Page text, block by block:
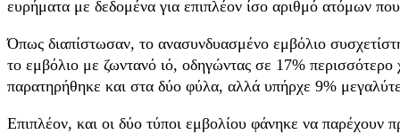
ευρήματα με δεδομένα για επιπλέον ίσο αριθμό ατόμων
Όπως διαπίστωσαν, το ανασυνδυασμένο εμβόλιο
το εμβόλιο με ζωντανό ιό, οδηγώντας σε 17%
παρατηρήθηκε και στα δύο φύλα, αλλά υπήρχε 9%
Επιπλέον, και οι δύο τύποι εμβολίου φάνηκε να παρέχουν